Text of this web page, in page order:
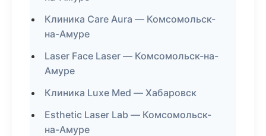
Клиника Care Aura — Комсомольск-
на-Амуре
Laser Face Laser — Комсомольск-на-
Амуре
Клиника Luxe Med — Хабаровск
Esthetic Laser Lab — Комсомольск-
на-Амуре